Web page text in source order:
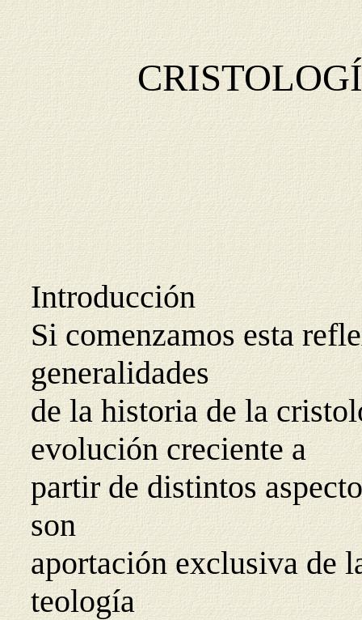
Introducción
Si comenzamos esta
generalidades
de la historia de la
evolución creciente a
partir de distintos
son
aportación exclusiva de
teología